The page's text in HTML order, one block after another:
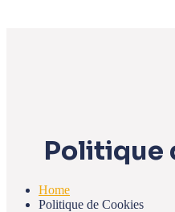
Politique
Home
Politique de Cookies